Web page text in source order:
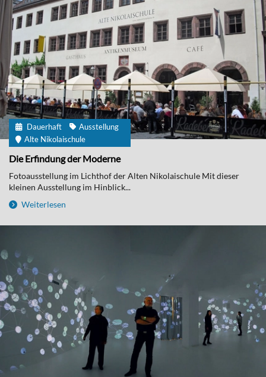
Dauerhaft
Ausstellung
Alte Nikolaischule
Die Erfindung der Moderne
Fotoausstellung im Lichthof der Alten Nikolaischule Mit dieser
kleinen Ausstellung im Hinblick...
Weiterlesen